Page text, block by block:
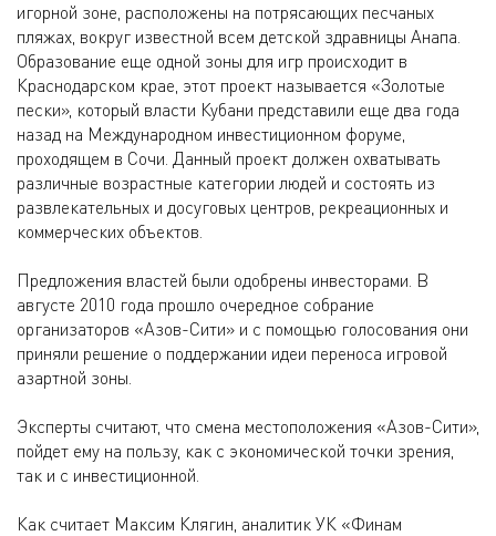
игорной зоне, расположены на потрясающих песчаных
пляжах, вокруг известной всем детской здравницы Анапа.
Образование еще одной зоны для игр происходит в
Краснодарском крае, этот проект называется «Золотые
пески», который власти Кубани представили еще два года
назад на Международном инвестиционном форуме,
проходящем в Сочи. Данный проект должен охватывать
различные возрастные категории людей и состоять из
развлекательных и досуговых центров, рекреационных и
коммерческих объектов.
Предложения властей были одобрены инвесторами. В
августе 2010 года прошло очередное собрание
организаторов «Азов-Сити» и с помощью голосования они
приняли решение о поддержании идеи переноса игровой
азартной зоны.
Эксперты считают, что смена местоположения «Азов-Сити»,
пойдет ему на пользу, как с экономической точки зрения,
так и с инвестиционной.
Как считает Максим Клягин, аналитик УК «Финам